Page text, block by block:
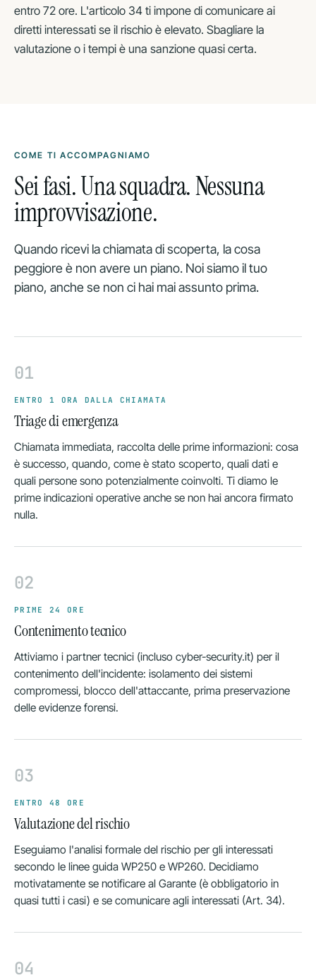
entro 72 ore. L'articolo 34 ti impone di comunicare ai
diretti interessati se il rischio è elevato. Sbagliare la
valutazione o i tempi è una sanzione quasi certa.
COME TI ACCOMPAGNIAMO
Sei fasi. Una squadra. Nessuna
improvvisazione.
Quando ricevi la chiamata di scoperta, la cosa
peggiore è non avere un piano. Noi siamo il tuo
piano, anche se non ci hai mai assunto prima.
01
ENTRO 1 ORA DALLA CHIAMATA
Triage di emergenza
Chiamata immediata, raccolta delle prime informazioni: cosa
è successo, quando, come è stato scoperto, quali dati e
quali persone sono potenzialmente coinvolti. Ti diamo le
prime indicazioni operative anche se non hai ancora firmato
nulla.
02
PRIME 24 ORE
Contenimento tecnico
Attiviamo i partner tecnici (incluso cyber-security.it) per il
contenimento dell'incidente: isolamento dei sistemi
compromessi, blocco dell'attaccante, prima preservazione
delle evidenze forensi.
03
ENTRO 48 ORE
Valutazione del rischio
Eseguiamo l'analisi formale del rischio per gli interessati
secondo le linee guida WP250 e WP260. Decidiamo
motivatamente se notificare al Garante (è obbligatorio in
quasi tutti i casi) e se comunicare agli interessati (Art. 34).
04